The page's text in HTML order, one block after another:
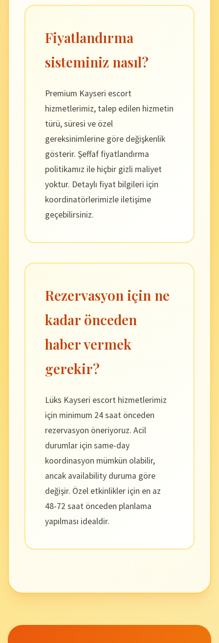
Fiyatlandırma
sisteminiz nasıl?
Premium Kayseri escort
hizmetlerimiz, talep edilen hizmetin
türü, süresi ve özel
gereksinimlerine göre değişkenlik
gösterir. Şeffaf fiyatlandırma
politikamız ile hiçbir gizli maliyet
yoktur. Detaylı fiyat bilgileri için
koordinatörlerimizle iletişime
geçebilirsiniz.
Rezervasyon için ne
kadar önceden
haber vermek
gerekir?
Lüks Kayseri escort hizmetlerimiz
için minimum 24 saat önceden
rezervasyon öneriyoruz. Acil
durumlar için same-day
koordinasyon mümkün olabilir,
ancak availability duruma göre
değişir. Özel etkinlikler için en az
48-72 saat önceden planlama
yapılması idealdir.